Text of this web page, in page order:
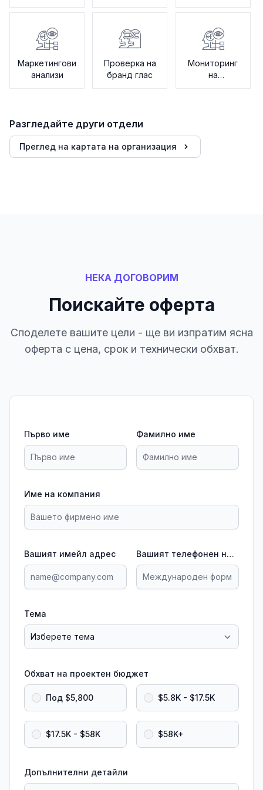
кампании
насоки
Маркетингови
анализи
Проверка на
бранд глас
Мониторинг
на
конкуренция
Разгледайте други отдели
Преглед на картата на организация
НЕКА ДОГОВОРИМ
Поискайте оферта
Споделете вашите цели - ще ви изпратим ясна
оферта с цена, срок и технически обхват.
Първо име Фамилно име
Име на компания
Вашият имейл адрес Вашият телефонен номер
Тема
Обхват на проектен бюджет
Под $5,800 $5.8K - $17.5K
$17.5K - $58K $58K+
Допълнителни детайли